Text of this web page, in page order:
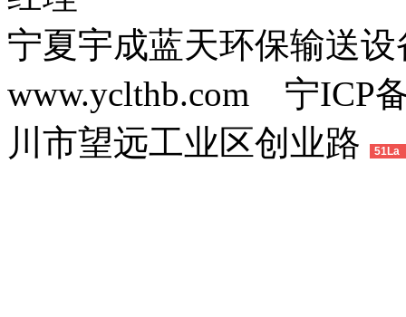
宁夏宇成蓝天环保输送
www.yclthb.com 宁ICP
川市望远工业区创业路
51La